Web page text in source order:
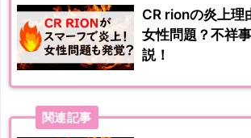
CR rionの炎上理
女性問題？不祥
説！
関連記事